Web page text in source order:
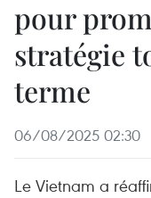
pour
stratégie
terme
06/08/2025 02:30
Le Vietnam a